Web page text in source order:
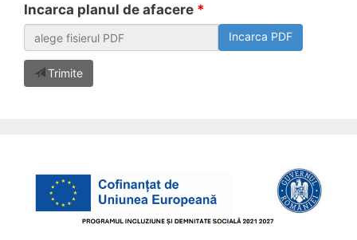
Incarca planul de afacere
Incarca PDF
Trimite